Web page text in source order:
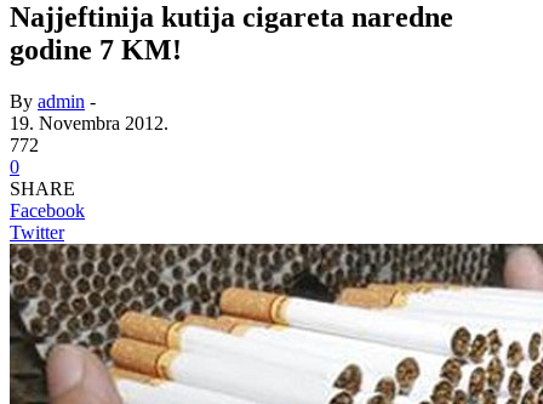
Najjeftinija kutija cigareta naredne
godine 7 KM!
By admin -
19. Novembra 2012.
772
0
SHARE
Facebook
Twitter